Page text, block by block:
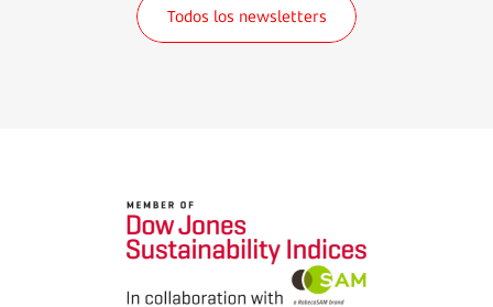
Todos los newsletters